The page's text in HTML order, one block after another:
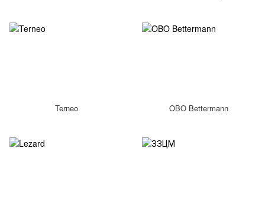
Terneo OBO Bettermann